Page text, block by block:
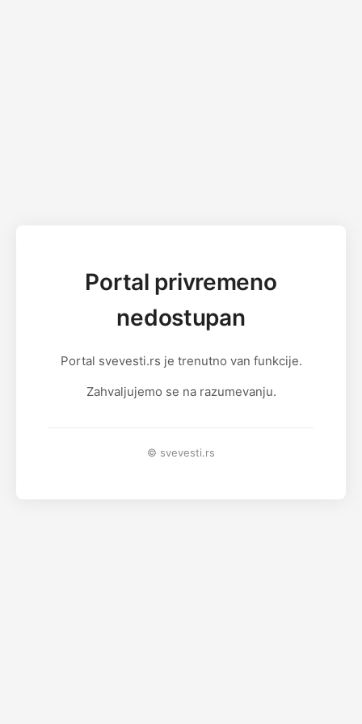
Portal privremeno
nedostupan
Portal svevesti.rs je trenutno van funkcije.
Zahvaljujemo se na razumevanju.
© svevesti.rs